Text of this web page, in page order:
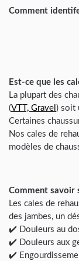
Comment
Est-ce que les
La plupart des
(VTT, Gravel ) soit
Certaines
Nos cales de
modèles de
Comment savoir
Les cales de
des jambes, un
✔️ Douleurs au
✔️ Douleurs aux
✔️